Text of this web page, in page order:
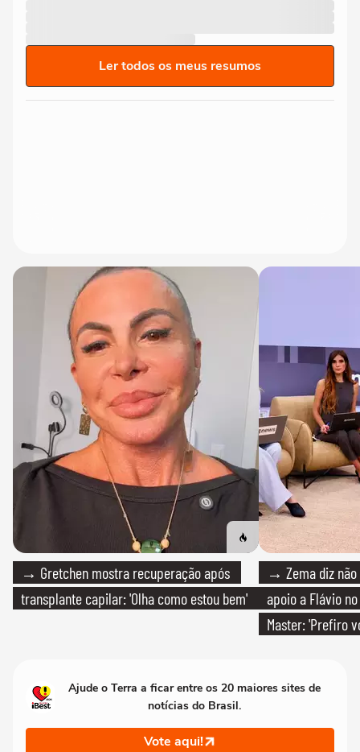
Ler todos os meus resumos
→ Gretchen mostra recuperação após
transplante capilar: 'Olha como estou bem'
→ Zema diz
apoio a Flávio
Master: 'Prefiro
Ajude o Terra a ficar entre os 20 maiores sites de
notícias do Brasil.
Vote aqui!